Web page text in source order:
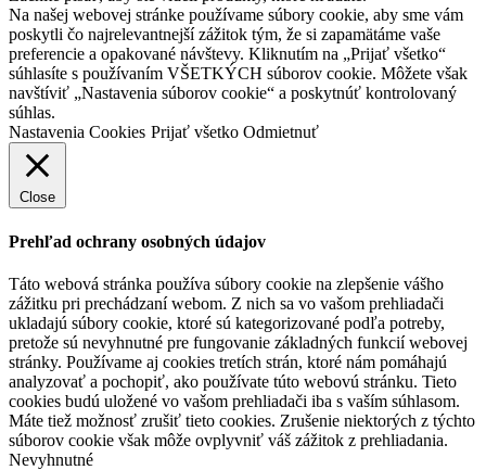
Na našej webovej stránke používame súbory cookie, aby sme vám
poskytli čo najrelevantnejší zážitok tým, že si zapamätáme vaše
preferencie a opakované návštevy. Kliknutím na „Prijať všetko“
súhlasíte s používaním VŠETKÝCH súborov cookie. Môžete však
navštíviť „Nastavenia súborov cookie“ a poskytnúť kontrolovaný
súhlas.
Nastavenia Cookies Prijať všetko Odmietnuť
Close
Prehľad ochrany osobných údajov
Táto webová stránka používa súbory cookie na zlepšenie vášho
zážitku pri prechádzaní webom. Z nich sa vo vašom prehliadači
ukladajú súbory cookie, ktoré sú kategorizované podľa potreby,
pretože sú nevyhnutné pre fungovanie základných funkcií webovej
stránky. Používame aj cookies tretích strán, ktoré nám pomáhajú
analyzovať a pochopiť, ako používate túto webovú stránku. Tieto
cookies budú uložené vo vašom prehliadači iba s vaším súhlasom.
Máte tiež možnosť zrušiť tieto cookies. Zrušenie niektorých z týchto
súborov cookie však môže ovplyvniť váš zážitok z prehliadania.
Nevyhnutné